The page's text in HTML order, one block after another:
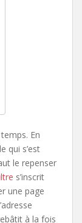
En
qui s’est
le repenser
s’inscrit
une page
à la fois